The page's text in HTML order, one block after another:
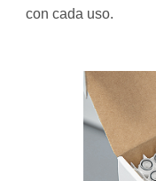
con cada uso.